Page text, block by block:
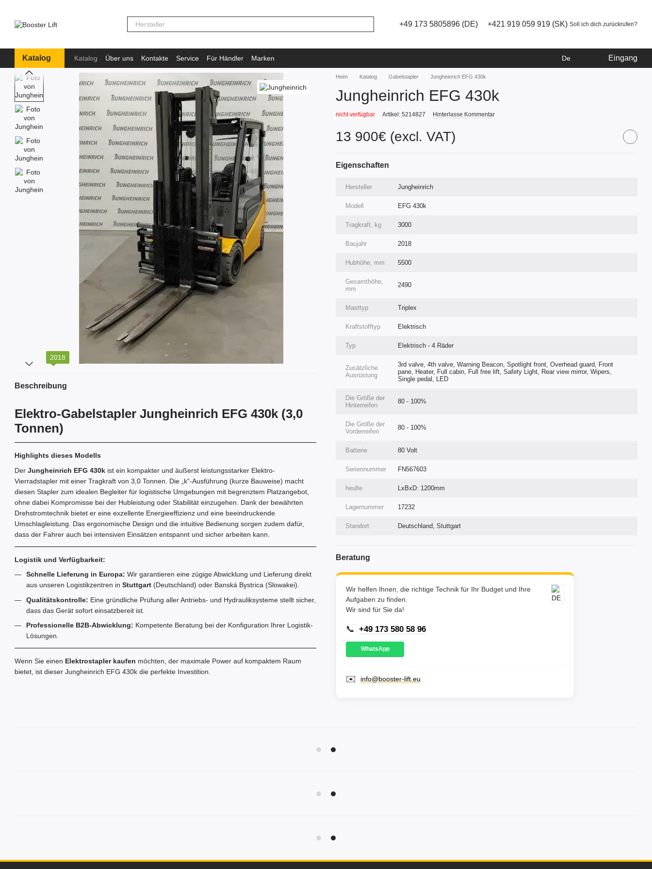
+49 173 5805896 (DE) +421 919 059 919 (SK) Soll ich dich zurückrufen?
Katalog Katalog Über uns Kontakte Service Für Händler
Marken
Information
De Eingang
2018
Beschreibung
Elektro-Gabelstapler Jungheinrich EFG 430k (3,0
Tonnen)
Highlights dieses Modells
Der Jungheinrich EFG 430k ist ein kompakter und äußerst leistungsstarker Elektro-
Vierradstapler mit einer Tragkraft von 3,0 Tonnen. Die „k“-Ausführung (kurze Bauweise) macht
diesen Stapler zum idealen Begleiter für logistische Umgebungen mit begrenztem Platzangebot,
ohne dabei Kompromisse bei der Hubleistung oder Stabilität einzugehen. Dank der bewährten
Drehstromtechnik bietet er eine exzellente Energieeffizienz und eine beeindruckende
Umschlagleistung. Das ergonomische Design und die intuitive Bedienung sorgen zudem dafür,
dass der Fahrer auch bei intensiven Einsätzen entspannt und sicher arbeiten kann.
Logistik und Verfügbarkeit:
Schnelle Lieferung in Europa: Wir garantieren eine zügige Abwicklung und Lieferung direkt
aus unseren Logistikzentren in Stuttgart (Deutschland) oder Banská Bystrica (Slowakei).
Qualitätskontrolle: Eine gründliche Prüfung aller Antriebs- und Hydrauliksysteme stellt sicher,
dass das Gerät sofort einsatzbereit ist.
Professionelle B2B-Abwicklung: Kompetente Beratung bei der Konfiguration Ihrer Logistik-
Lösungen.
Wenn Sie einen Elektrostapler kaufen möchten, der maximale Power auf kompaktem Raum
bietet, ist dieser Jungheinrich EFG 430k die perfekte Investition.
Heim Katalog Gabelstapler Jungheinrich EFG 430k
Jungheinrich EFG 430k
nicht verfügbar Artikel: 5214827 Hinterlasse Kommentar
13 900€ (excl. VAT)
Eigenschaften
Hersteller Jungheinrich
Modell EFG 430k
Tragkraft, kg 3000
Baujahr 2018
Hubhöhe, mm 5500
Gesamthöhe,
mm
2490
Masttyp Triplex
Kraftstofftyp Elektrisch
Typ Elektrisch - 4 Räder
Zusätzliche
Ausrüstung
3rd valve, 4th valve, Warning Beacon, Spotlight front, Overhead guard, Front
pane, Heater, Full cabin, Full free lift, Safety Light, Rear view mirror, Wipers,
Single pedal, LED
Die Größe der
Hinterreifen
80 - 100%
Die Größe der
Vorderreifen
80 - 100%
Batterie 80 Volt
Seriennummer FN567603
heulte LxBxD: 1200mm
Lagernummer 17232
Standort Deutschland, Stuttgart
Beratung
Wir helfen Ihnen, die richtige Technik für Ihr Budget und Ihre
Aufgaben zu finden.
Wir sind für Sie da!
📞 +49 173 580 58 96
WhatsApp
✉️ info@booster-lift.eu